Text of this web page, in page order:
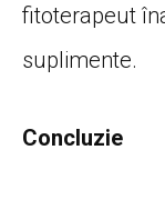
fitoterapeut
suplimente.
Concluzie